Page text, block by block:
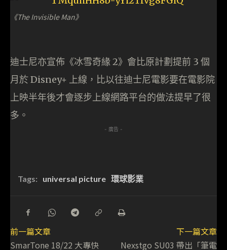
《The Invisible Man》
迪士尼亦宣佈《冰雪奇緣 2》會比原計劃提前 3 個
月於 Disney+ 上線，比以往迪士尼電影要在電影院
上映半年後才會逐步上線網路平台的做法提早了很
多。
- 廣告 -
Tags: universal picture 環球影業
前一篇文章
SmarTone 18/22 大專快
下一篇文章
Nexstgo SU03 帶出「筆電